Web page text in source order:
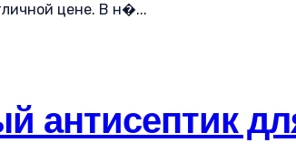
цене. В н�...
антисептик